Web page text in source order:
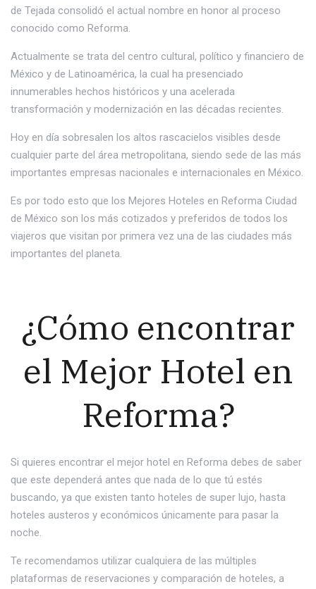
de Tejada consolidó el actual nombre en honor al proceso
conocido como Reforma.
Actualmente se trata del centro cultural, político y financiero de
México y de Latinoamérica, la cual ha presenciado
innumerables hechos históricos y una acelerada
transformación y modernización en las décadas recientes.
Hoy en día sobresalen los altos rascacielos visibles desde
cualquier parte del área metropolitana, siendo sede de las más
importantes empresas nacionales e internacionales en México.
Es por todo esto que los Mejores Hoteles en Reforma Ciudad
de México son los más cotizados y preferidos de todos los
viajeros que visitan por primera vez una de las ciudades más
importantes del planeta.
¿Cómo encontrar
el Mejor Hotel en
Reforma?
Si quieres encontrar el mejor hotel en Reforma debes de saber
que este dependerá antes que nada de lo que tú estés
buscando, ya que existen tanto hoteles de super lujo, hasta
hoteles austeros y económicos únicamente para pasar la
noche.
Te recomendamos utilizar cualquiera de las múltiples
plataformas de reservaciones y comparación de hoteles, a